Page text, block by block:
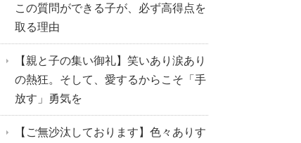
この質問ができる子が、必ず高得点を
取る理由
【親と子の集い御礼】笑いあり涙あり
の熱狂。そして、愛するからこそ「手
放す」勇気を
【ご無沙汰しております】色々ありす